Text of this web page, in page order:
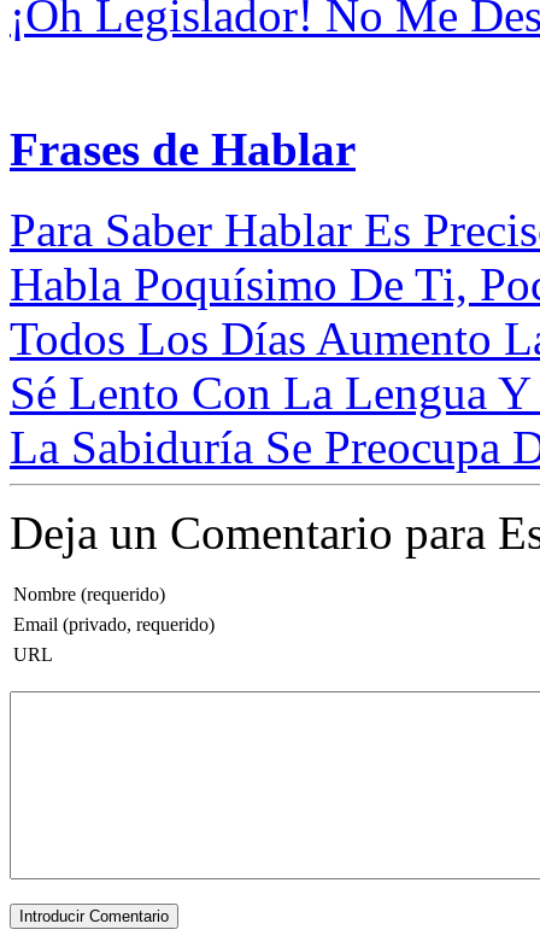
¡Oh Legislador! No Me
Frases de Hablar
Para Saber Hablar Es
Habla Poquísimo De Ti,
Todos Los Días Aumento
Sé Lento Con La Lengua
La Sabiduría Se Preocupa
Deja un Comentario para
Nombre (requerido)
Email (privado, requerido)
URL